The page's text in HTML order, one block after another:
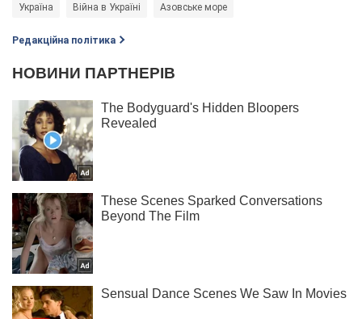
Україна Війна в Україні Азовське море
Редакційна політика